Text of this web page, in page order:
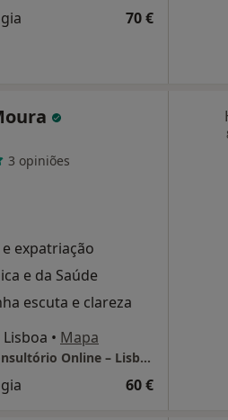
70 €
3 opiniões
expatriação
e da Saúde
escuta e clareza
• Mapa
LUMA Psicologia Clínica | Consultório Online – Lisboa
60 €